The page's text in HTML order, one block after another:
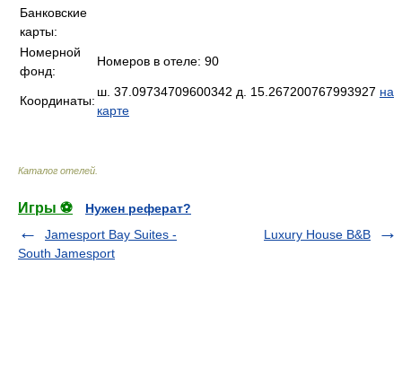
Банковские
карты:
Номерной
фонд:
Номеров в отеле: 90
Координаты:
ш. 37.09734709600342 д. 15.267200767993927 на
карте
Каталог отелей
Игры ⚽
Нужен реферат?
Jamesport Bay Suites -
South Jamesport
Luxury House B&B